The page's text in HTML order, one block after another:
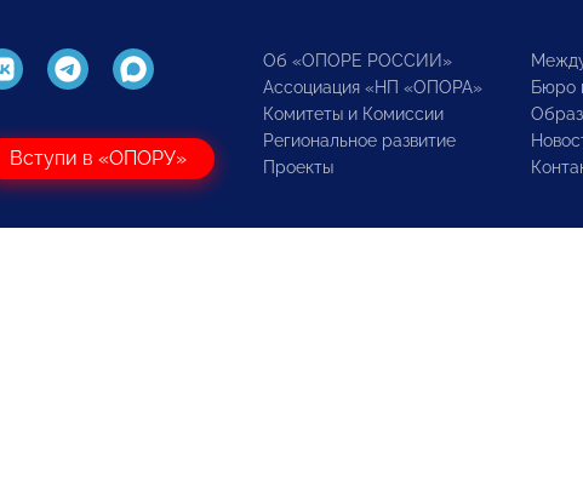
Вступи в «ОПОРУ»
Об «ОПОРЕ РОССИИ»
Ассоциация «НП «ОПОРА»
Комитеты и Комиссии
Региональное развитие
Проекты
Бюро